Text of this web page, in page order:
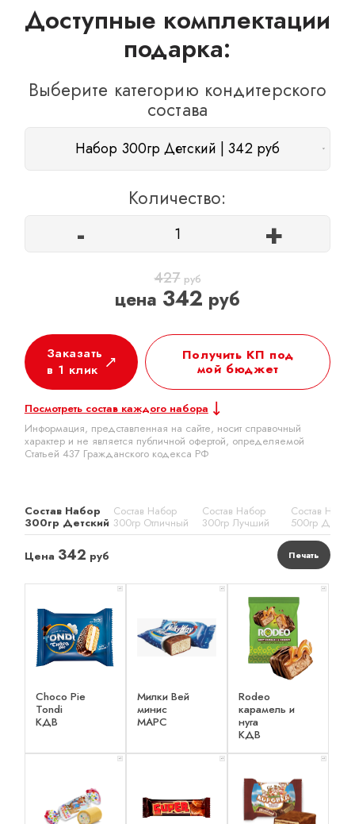
Доступные комплектации
подарка:
Выберите категорию кондитерского
состава
Набор 300гр Детский | 342 руб
Количество:
- +
427руб
цена 342 руб
Заказать
в 1 клик
Получить КП под
мой бюджет
Посмотреть состав каждого набора
Информация, представленная на сайте, носит справочный
характер и не является публичной офертой, определяемой
Статьей 437 Гражданского кодекса РФ
Состав Набор
300гр Детский
Состав Набор
300гр Отличный
Состав Набор
300гр Лучший
Состав Набор
500гр
Цена 342 руб Печать
x 1
Choco Pie
Tondi
КДВ
x 1
Милки Вей
минис
МАРС
x 1
Rodeo
карамель и
нуга
КДВ
x 1 x 1 x 1